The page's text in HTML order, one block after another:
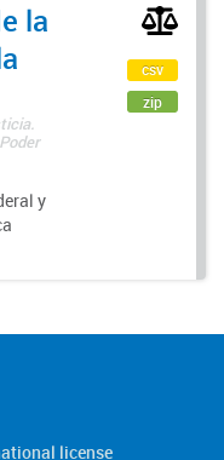
la
y
csv
zip
license